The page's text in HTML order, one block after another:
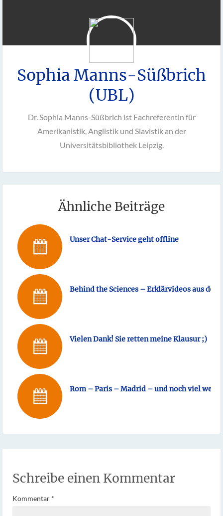
Sophia Manns-Süßbrich
(UBL)
Dr. Sophia Manns-Süßbrich ist Fachreferentin für
Amerikanistik, Anglistik und Slavistik an der
Universitätsbibliothek Leipzig.
Ähnliche Beiträge
Unser Chat-Service geht offline
Behind the Sciences – Erklärvideos aus
Vielen Dank! Sie retten meine Klausur ;)
Rom – Paris – Madrid – und noch viel
Schreibe einen Kommentar
Kommentar *